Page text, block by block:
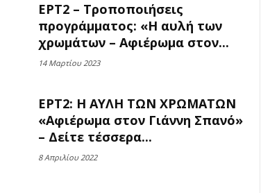
ΕΡΤ2 – Τροποποιήσεις
προγράμματος: «Η αυλή των
χρωμάτων – Αφιέρωμα στον...
14 Μαρτίου 2023
ΕΡΤ2: Η ΑΥΛΗ ΤΩΝ ΧΡΩΜΑΤΩΝ
«Αφιέρωμα στον Γιάννη Σπανό»
– Δείτε τέσσερα...
8 Απριλίου 2022